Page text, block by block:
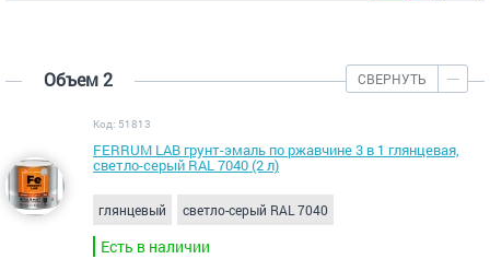
Объем 2 СВЕРНУТЬ
Код: 51813
FERRUM LAB грунт-эмаль по ржавчине 3 в 1 глянцевая,
светло-серый RAL 7040 (2 л)
глянцевый светло-серый RAL 7040
Есть в наличии